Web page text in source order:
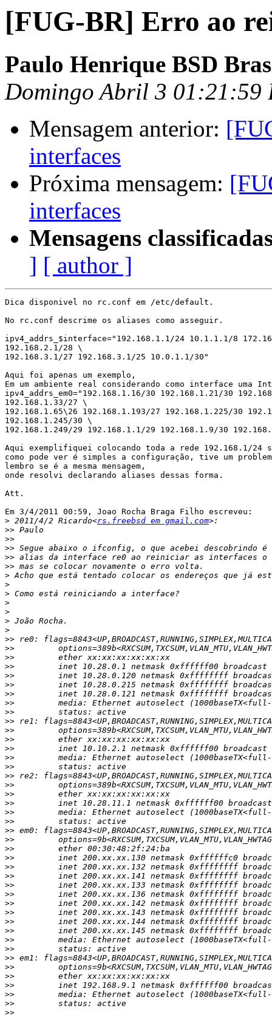
[FUG-BR] Erro ao
Paulo Henrique BSD
Domingo Abril 3 01:21:59
Mensagem anterior:
interfaces
Próxima mensagem:
interfaces
Mensagens
] [ author ]
Dica disponivel no rc.conf em /etc/default.
No rc.conf descrime os aliases como asseguir.
ipv4_addrs_$interface="192.168.1.1/24 10.1.1.1/8
192.168.2.1/28 \
192.168.3.1/27 192.168.3.1/25 10.0.1.1/30"
Aqui foi apenas um exemplo,
Em um ambiente real considerando como interface uma
ipv4_addrs_em0="192.168.1.16/30 192.168.1.21/30
192.168.1.33/27 \
192.168.1.65\26 192.168.1.193/27 192.168.1.225/30
192.168.1.245/30 \
192.168.1.249/29 192.168.1.1/29 192.168.1.9/30
Aqui exemplifiquei colocando toda a rede 192.168.1/24
como pode ver é simples a configuração, tive um
lembro se é a mesma mensagem,
onde resolvi declarando aliases dessas forma.
Att.
Em 3/4/2011 00:59, Joao Rocha Braga Filho escreveu:
> 2011/4/2 Ricardo<rs.freebsd em gmail.com
>>
>>
>>
>>
>>
>
>
>
>
>
>
>
>>
>>
>>
>>
>>
>>
>>
>>
>>
>>
>>
>>
>>
>>
>>
>>
>>
>>
>>
>>
>>
>>
>>
>>
>>
>>
>>
>>
>>
>>
>>
>>
>>
>>
>>
>>
>>
>>
>>
>>
>>
>>